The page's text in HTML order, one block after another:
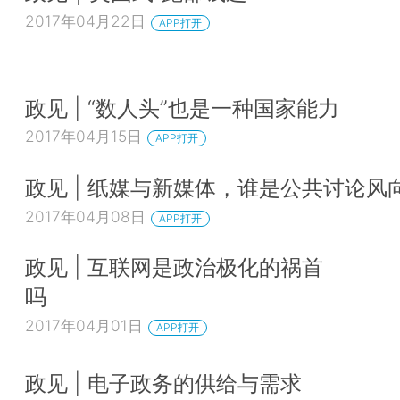
2017年04月22日 APP打开
政见 | “数人头”也是一种国家能力
2017年04月15日 APP打开
政见 | 纸媒与新媒体，谁是公共讨论风
2017年04月08日 APP打开
政见 | 互联网是政治极化的祸首
吗
2017年04月01日 APP打开
政见 | 电子政务的供给与需求